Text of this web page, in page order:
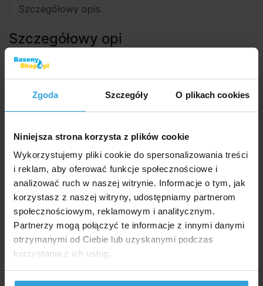
Zgoda Szczegóły O plikach cookies
Niniejsza strona korzysta z plików cookie
Wykorzystujemy pliki cookie do spersonalizowania treści
i reklam, aby oferować funkcje społecznościowe i
analizować ruch w naszej witrynie. Informacje o tym, jak
korzystasz z naszej witryny, udostępniamy partnerom
społecznościowym, reklamowym i analitycznym.
Partnerzy mogą połączyć te informacje z innymi danymi
otrzymanymi od Ciebie lub uzyskanymi podczas
korzystania z ich usług.
Szczegółowy opis
Szczegółowy opi
W pełni automatyczny odkurzacz basenowy
odpowiedni do
za pomocą plastikowych obrotowych szczotek.
Nadaje się do basenów z płaskim dnem i ścianami.
basenu, co wpłynie na jakość wody i mniejsze zużycie
chemii, zwłaszcza chloru. Czyści nie tylko płaskie
powierzchnie, ale także ściany do poziomu
powierzchni. Urządzenie jest absolutnie łatwe w
obsłudze i konserwacji. Po włożeniu go do basenu, a
następnie włączeniu nie musisz się o nic martwić.
W pełni automatyczne sterowanie
Tryb czyszczenia dna i ścian
Parametry techniczne